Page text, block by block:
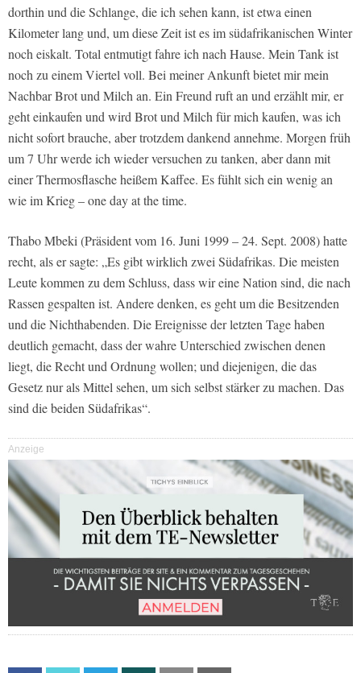
dorthin und die Schlange, die ich sehen kann, ist etwa einen
Kilometer lang und, um diese Zeit ist es im südafrikanischen Winter
noch eiskalt. Total entmutigt fahre ich nach Hause. Mein Tank ist
noch zu einem Viertel voll. Bei meiner Ankunft bietet mir mein
Nachbar Brot und Milch an. Ein Freund ruft an und erzählt mir, er
geht einkaufen und wird Brot und Milch für mich kaufen, was ich
nicht sofort brauche, aber trotzdem dankend annehme. Morgen früh
um 7 Uhr werde ich wieder versuchen zu tanken, aber dann mit
einer Thermosflasche heißem Kaffee. Es fühlt sich ein wenig an
wie im Krieg – one day at the time.
Thabo Mbeki (Präsident vom 16. Juni 1999 – 24. Sept. 2008) hatte
recht, als er sagte: „Es gibt wirklich zwei Südafrikas. Die meisten
Leute kommen zu dem Schluss, dass wir eine Nation sind, die nach
Rassen gespalten ist. Andere denken, es geht um die Besitzenden
und die Nichthabenden. Die Ereignisse der letzten Tage haben
deutlich gemacht, dass der wahre Unterschied zwischen denen
liegt, die Recht und Ordnung wollen; und diejenigen, die das
Gesetz nur als Mittel sehen, um sich selbst stärker zu machen. Das
sind die beiden Südafrikas“.
Anzeige